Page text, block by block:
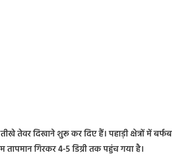
दिखाने शुरू कर दिए हैं। पहाड़ी क्षेत्रों में
गिरकर 4-5 डिग्री तक पहुंच गया है।